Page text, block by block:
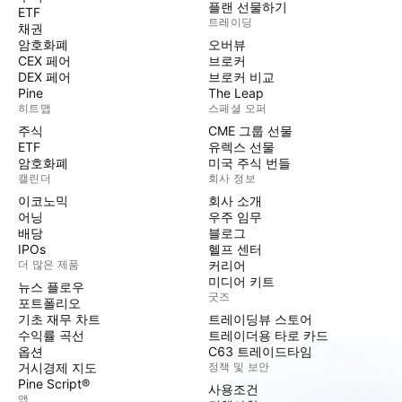
ETF
채권
암호화폐
CEX 페어
DEX 페어
Pine
히트맵
주식
ETF
암호화폐
캘린더
이코노믹
어닝
배당
IPOs
더 많은 제품
뉴스 플로우
포트폴리오
기초 재무 차트
수익률 곡선
옵션
거시경제 지도
Pine Script®
앱
플랜 선물하기
트레이딩
오버뷰
브로커
브로커 비교
The Leap
스페셜 오퍼
CME 그룹 선물
유렉스 선물
미국 주식 번들
회사 정보
회사 소개
우주 임무
블로그
헬프 센터
커리어
미디어 키트
굿즈
트레이딩뷰 스토어
트레이더용 타로 카드
C63 트레이드타임
정책 및 보안
사용조건